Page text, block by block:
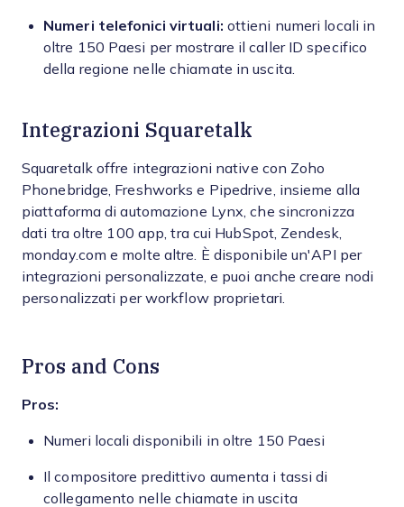
Numeri telefonici virtuali: ottieni numeri locali in
oltre 150 Paesi per mostrare il caller ID specifico
della regione nelle chiamate in uscita.
Integrazioni Squaretalk
Squaretalk offre integrazioni native con Zoho
Phonebridge, Freshworks e Pipedrive, insieme alla
piattaforma di automazione Lynx, che sincronizza
dati tra oltre 100 app, tra cui HubSpot, Zendesk,
monday.com e molte altre. È disponibile un'API per
integrazioni personalizzate, e puoi anche creare nodi
personalizzati per workflow proprietari.
Pros and Cons
Pros:
Numeri locali disponibili in oltre 150 Paesi
Il compositore predittivo aumenta i tassi di
collegamento nelle chiamate in uscita